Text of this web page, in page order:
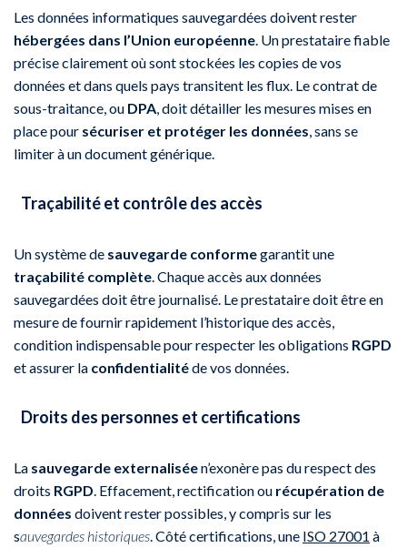
Les données informatiques sauvegardées doivent rester
hébergées dans l’Union européenne . Un prestataire fiable
précise clairement où sont stockées les copies de vos
données et dans quels pays transitent les flux. Le contrat de
sous-traitance, ou DPA , doit détailler les mesures mises en
place pour sécuriser et protéger les données , sans se
limiter à un document générique.
Traçabilité et contrôle des accès
Un système de sauvegarde conformegarantit une
traçabilité complète . Chaque accès aux données
sauvegardées doit être journalisé. Le prestataire doit être en
mesure de fournir rapidement l’historique des accès,
condition indispensable pour respecter les obligations RGPD
et assurer la confidentialitéde vos données.
Droits des personnes et certifications
La sauvegarde externaliséen’exonère pas du respect des
droits RGPD . Effacement, rectification ou récupération de
données doivent rester possibles, y compris sur les
sauvegardes historiques . Côté certifications, une ISO 27001 à